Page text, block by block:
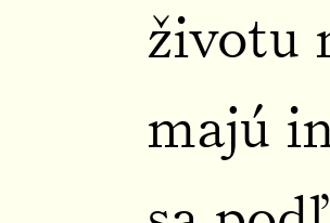
životu
majú